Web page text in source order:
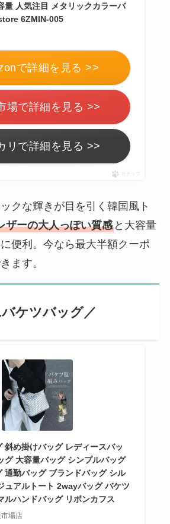
量 人気注目 メタリックカラーバ
6ZMIN-005
で詳細を見る >>
場で詳細を見る >>
リで詳細を見る >>
ポチップ
クな輝きが目を引く韓国風ト
ザーの大人っぽい質感と大容量
便利。今なら最大半額クーポ
ます。
バケツバッグ／
斜め掛けバッグ レディースバッ
グ 大容量バッグ シンプルバッグ
通勤バッグ ブランドバッグ シル
ュアルトート 2wayバッグ バケツ
ルハンドバッグ リボンカフス
場店